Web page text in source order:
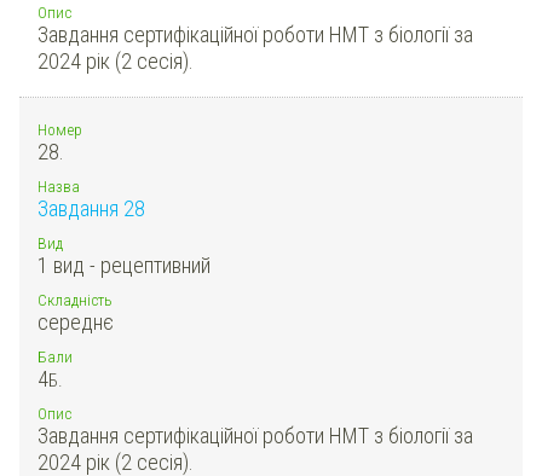
Опис
Завдання сертифікаційної роботи НМТ з біології за
2024 рік (2 сесія).
Номер
28.
Назва
Завдання 28
Вид
1 вид - рецептивний
Складність
середнє
Бали
4Б.
Опис
Завдання сертифікаційної роботи НМТ з біології за
2024 рік (2 сесія).